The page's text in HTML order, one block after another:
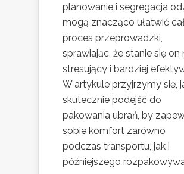
planowanie i segregacja
mogą znacząco ułatwić
proces przeprowadzki,
sprawiając, że stanie się on
stresujący i bardziej
W artykule przyjrzymy się,
skutecznie podejść do
pakowania ubrań, by
sobie komfort zarówno
podczas transportu, jak i
późniejszego